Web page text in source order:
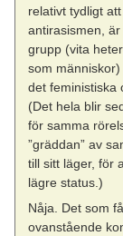
relativt tydligt
antirasismen,
grupp (vita
som
det feministiska
(Det hela blir
för samma
”gräddan” av
till sitt läger, för
lägre status.)
Nåja. Det som
ovanstående